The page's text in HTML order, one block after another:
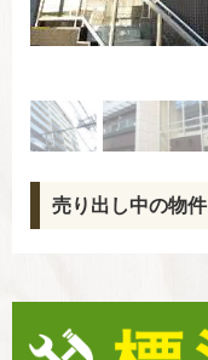
売り出し中の物件